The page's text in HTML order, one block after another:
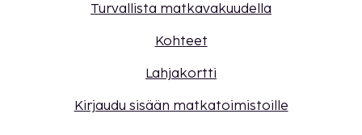
Turvallista matkavakuudella
Kohteet
Lahjakortti
Kirjaudu sisään matkatoimistoille